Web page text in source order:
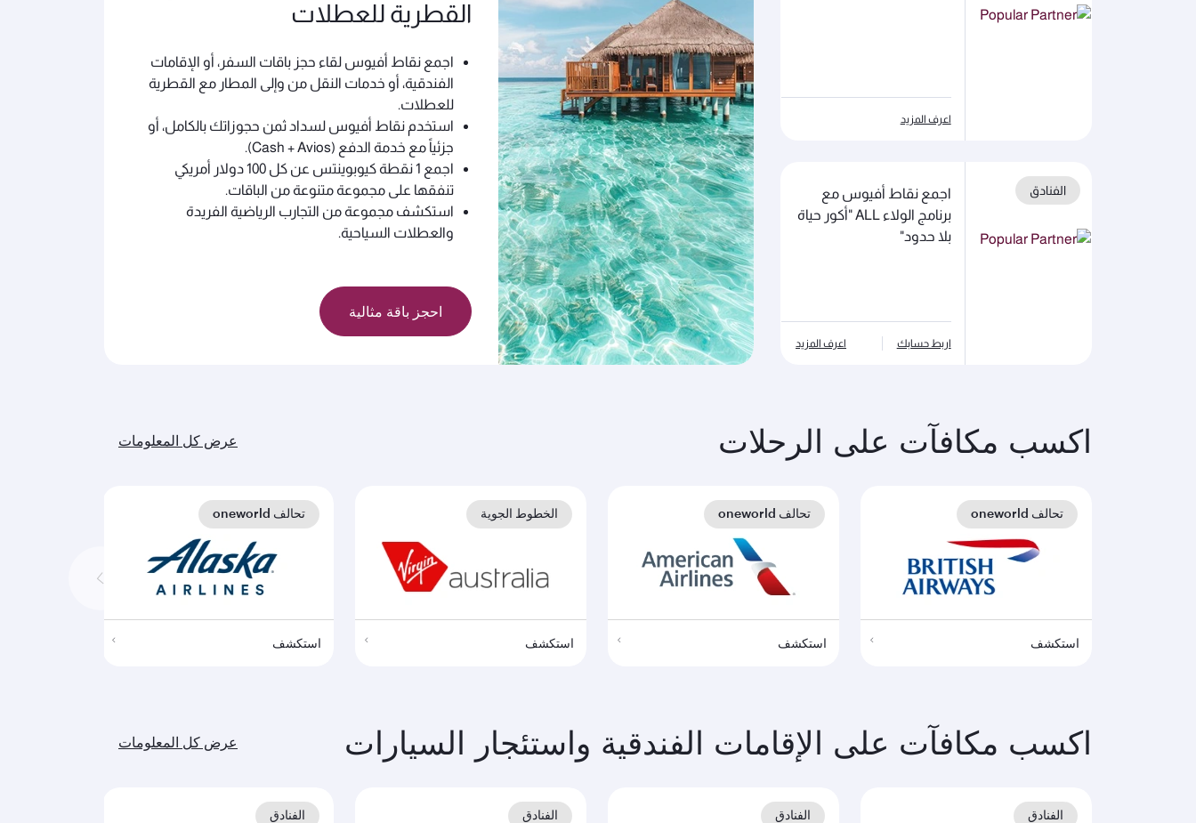
القطرية للعطلات
اجمع نقاط أفيوس لقاء حجز باقات السفر، أو الإقامات
الفندقية، أو خدمات النقل من وإلى المطار مع القطرية
للعطلات.
استخدم نقاط أفيوس لسداد ثمن حجوزاتك بالكامل، أو
جزئياً مع خدمة الدفع (Cash + Avios).
اجمع 1 نقطة كيوبوينتس عن كل 100 دولار أمريكي
تنفقها على مجموعة متنوعة من الباقات.
استكشف مجموعة من التجارب الرياضية الفريدة
والعطلات السياحية.
احجز باقة مثالية
اعرف المزيد
الفنادق
اجمع نقاط أفيوس مع
برنامج الولاء ALL "أكور حياة
بلا حدود"
اربط حسابك اعرف المزيد
اكسب مكافآت على الرحلات عرض كل المعلومات
استكشف
تحالف oneworld
استكشف
تحالف oneworld
استكشف
الخطوط الجوية
استكشف
تحالف oneworld
اكسب مكافآت على الإقامات الفندقية واستئجار السيارات عرض كل المعلومات
الفنادق الفنادق الفنادق الفنادق